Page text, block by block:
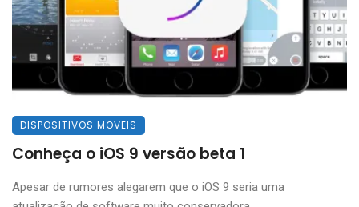
DISPOSITIVOS MOVEIS
Conheça o iOS 9 versão beta 1
Apesar de rumores alegarem que o iOS 9 seria uma